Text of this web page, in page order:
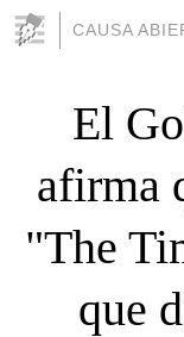
CAUSA
El
afirma
"The
que